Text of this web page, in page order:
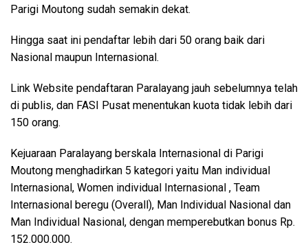
Parigi Moutong sudah semakin dekat.
Hingga saat ini pendaftar lebih dari 50 orang baik dari
Nasional maupun Internasional.
Link Website pendaftaran Paralayang jauh sebelumnya telah
di publis, dan FASI Pusat menentukan kuota tidak lebih dari
150 orang.
Kejuaraan Paralayang berskala Internasional di Parigi
Moutong menghadirkan 5 kategori yaitu Man individual
Internasional, Women individual Internasional , Team
Internasional beregu (Overall), Man Individual Nasional dan
Man Individual Nasional, dengan memperebutkan bonus Rp.
152.000.000.